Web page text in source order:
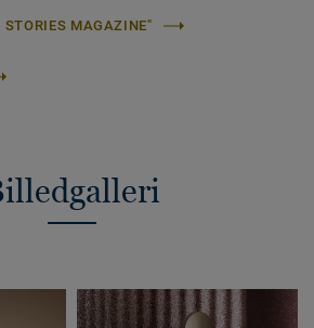
STORIES MAGAZINE"